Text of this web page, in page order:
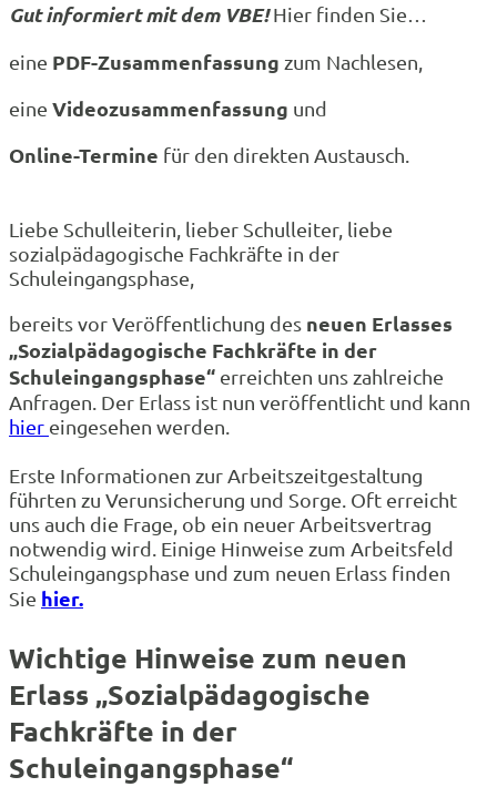
Gut informiert mit dem VBE!Hier finden Sie…
eine PDF-Zusammenfassung zum Nachlesen,
eine Videozusammenfassung und
Online-Termine für den direkten Austausch.
Liebe Schulleiterin, lieber Schulleiter, liebe
sozialpädagogische Fachkräfte in der
Schuleingangsphase,
bereits vor Veröffentlichung des neuen Erlasses
„Sozialpädagogische Fachkräfte in der
Schuleingangsphase“ erreichten uns zahlreiche
Anfragen. Der Erlass ist nun veröffentlicht und kann
hier eingesehen werden.
Erste Informationen zur Arbeitszeitgestaltung
führten zu Verunsicherung und Sorge. Oft erreicht
uns auch die Frage, ob ein neuer Arbeitsvertrag
notwendig wird. Einige Hinweise zum Arbeitsfeld
Schuleingangsphase und zum neuen Erlass finden
Sie hier.
Wichtige Hinweise zum neuen
Erlass „Sozialpädagogische
Fachkräfte in der
Schuleingangsphase“